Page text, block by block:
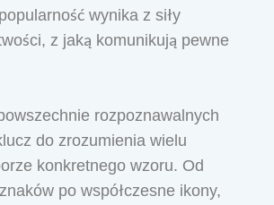
wynika z siły
z jaką komunikują pewne
rozpoznawalnych
do zrozumienia wielu
konkretnego wzoru. Od
po współczesne ikony,